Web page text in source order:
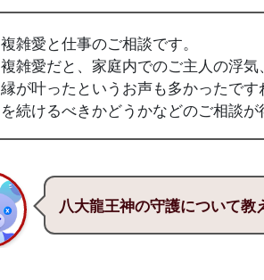
複雑愛と仕事のご相談です。
複雑愛だと、家庭内でのご主人の浮
縁が叶ったというお声も多かったで
を続けるべきかどうかなどのご相談が
八大龍王神の守護について教